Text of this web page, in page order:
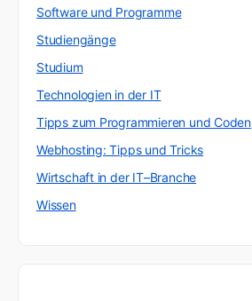
Software und Programme
Studiengänge
Studium
Technologien in der IT
Tipps zum Programmieren und Coden
Webhosting: Tipps und Tricks
Wirtschaft in der IT–Branche
Wissen